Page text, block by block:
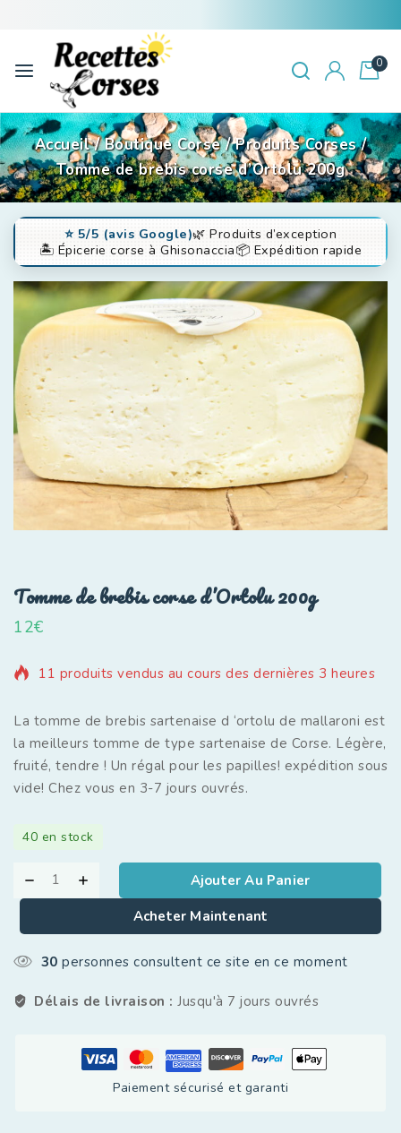
0
Accueil / Boutique Corse / Produits Corses /
Tomme de brebis corse d’Ortolu 200g
⭐️ 5/5 (avis Google)🌿 Produits d’exception
🏝️ Épicerie corse à Ghisonaccia📦 Expédition rapide
Tomme de brebis corse d’Ortolu 200g
12€
11 produits vendus au cours des dernières 3 heures
La tomme de brebis sartenaise d ‘ortolu de mallaroni est
la meilleurs tomme de type sartenaise de Corse. Légère,
fruité, tendre ! Un régal pour les papilles! expédition sous
vide! Chez vous en 3-7 jours ouvrés.
40 en stock
Ajouter Au Panier
Acheter Maintenant
30 personnes consultent ce site en ce moment
Délais de livraison :Jusqu'à 7 jours ouvrés
Paiement sécurisé et garanti